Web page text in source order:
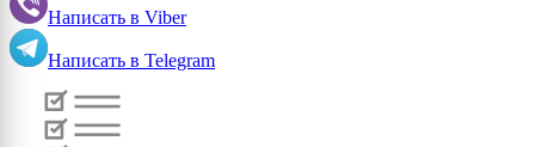
Написать в Viber
Написать в Telegram